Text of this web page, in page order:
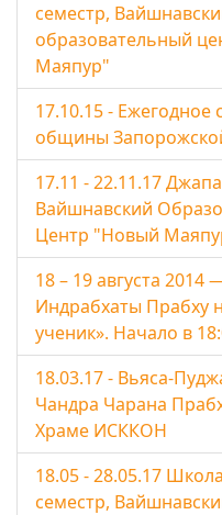
семестр,
образовательный
Маяпур"
17.10.15 - Ежегодное
общины
17.11 - 22.11.17
Вайшнавский
Центр "Новый
18 – 19 августа
Индрабхаты Прабху
ученик». Начало в
18.03.17 - Вьяса-
Чандра Чарана
Храме ИСККОН
18.05 - 28.05.17
семестр,